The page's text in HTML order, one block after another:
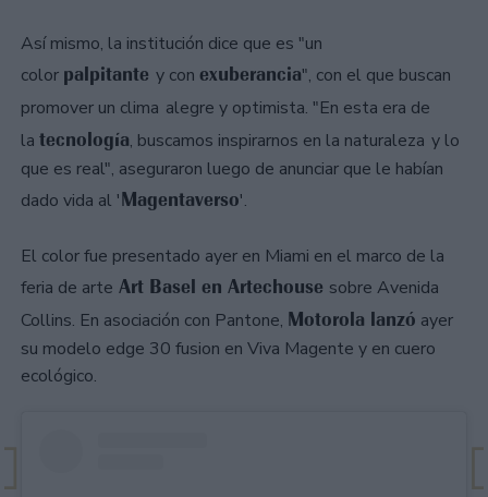
Así mismo, la institución dice que es "un
color palpitante y con exuberancia", con el que buscan
promover un clima alegre y optimista. "En esta era de
la tecnología, buscamos inspirarnos en la naturaleza y lo
que es real", aseguraron luego de anunciar que le habían
dado vida al 'Magentaverso'.
El color fue presentado ayer en Miami en el marco de la
feria de arte Art Basel en Artechouse sobre Avenida
Collins. En asociación con Pantone, Motorola lanzó ayer
su modelo edge 30 fusion en Viva Magente y en cuero
ecológico.